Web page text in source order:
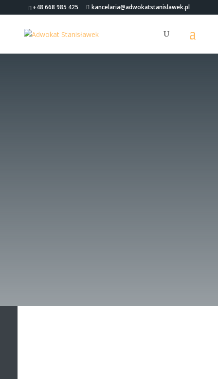
+48 668 985 425 kancelaria@adwokatstanislawek.pl